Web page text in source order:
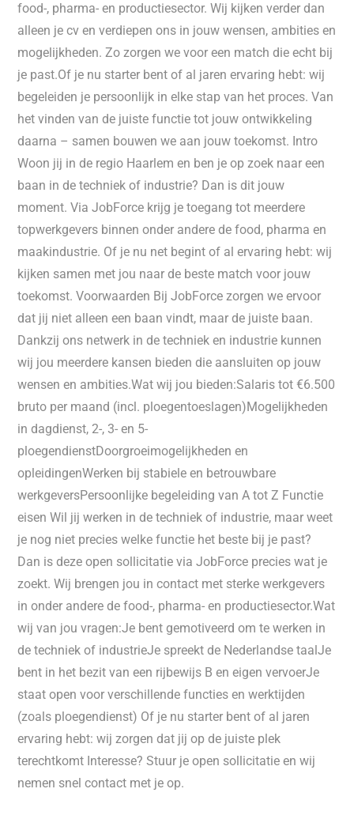
food-, pharma- en productiesector. Wij kijken verder dan
alleen je cv en verdiepen ons in jouw wensen, ambities en
mogelijkheden. Zo zorgen we voor een match die echt bij
je past.Of je nu starter bent of al jaren ervaring hebt: wij
begeleiden je persoonlijk in elke stap van het proces. Van
het vinden van de juiste functie tot jouw ontwikkeling
daarna – samen bouwen we aan jouw toekomst. Intro
Woon jij in de regio Haarlem en ben je op zoek naar een
baan in de techniek of industrie? Dan is dit jouw
moment. Via JobForce krijg je toegang tot meerdere
topwerkgevers binnen onder andere de food, pharma en
maakindustrie. Of je nu net begint of al ervaring hebt: wij
kijken samen met jou naar de beste match voor jouw
toekomst. Voorwaarden Bij JobForce zorgen we ervoor
dat jij niet alleen een baan vindt, maar de juiste baan.
Dankzij ons netwerk in de techniek en industrie kunnen
wij jou meerdere kansen bieden die aansluiten op jouw
wensen en ambities.Wat wij jou bieden:Salaris tot €6.500
bruto per maand (incl. ploegentoeslagen)Mogelijkheden
in dagdienst, 2-, 3- en 5-
ploegendienstDoorgroeimogelijkheden en
opleidingenWerken bij stabiele en betrouwbare
werkgeversPersoonlijke begeleiding van A tot Z Functie
eisen Wil jij werken in de techniek of industrie, maar weet
je nog niet precies welke functie het beste bij je past?
Dan is deze open sollicitatie via JobForce precies wat je
zoekt. Wij brengen jou in contact met sterke werkgevers
in onder andere de food-, pharma- en productiesector.Wat
wij van jou vragen:Je bent gemotiveerd om te werken in
de techniek of industrieJe spreekt de Nederlandse taalJe
bent in het bezit van een rijbewijs B en eigen vervoerJe
staat open voor verschillende functies en werktijden
(zoals ploegendienst) Of je nu starter bent of al jaren
ervaring hebt: wij zorgen dat jij op de juiste plek
terechtkomt Interesse? Stuur je open sollicitatie en wij
nemen snel contact met je op.